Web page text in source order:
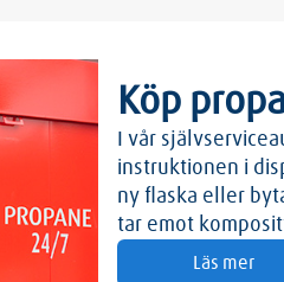
Köp
I vår
instruktionen i
ny flaska eller
tar emot
Läs mer